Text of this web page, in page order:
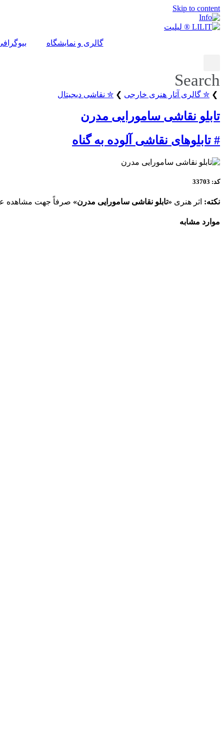
Skip to content
گالری و نمایشگاه
Search
❯ ✮ گالری آثار هنری خارجی ❯ ✮ نقاشی دیجیتال
تابلو نقاشی سامورایی مدرن
# تابلوهای نقاشی آلوده به گناه
کد: 33703
نکته: اثر هنری «تابلو نقاشی سامورایی مدرن» صرفاً جهت مشاهده
موارد مشابه